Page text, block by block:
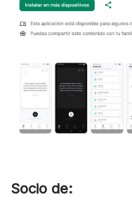
Socio de: